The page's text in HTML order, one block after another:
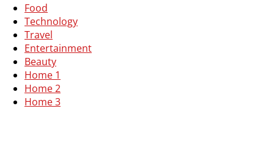
Food
Technology
Travel
Entertainment
Beauty
Home 1
Home 2
Home 3